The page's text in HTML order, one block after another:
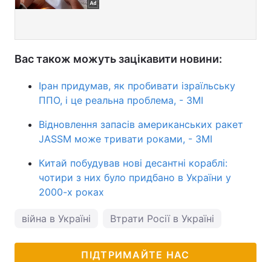
Вас також можуть зацікавити новини:
Іран придумав, як пробивати ізраїльську
ППО, і це реальна проблема, - ЗМІ
Відновлення запасів американських ракет
JASSM може тривати роками, - ЗМІ
Китай побудував нові десантні кораблі:
чотири з них було придбано в України у
2000-х роках
війна в Україні Втрати Росії в Україні
ПІДТРИМАЙТЕ НАС